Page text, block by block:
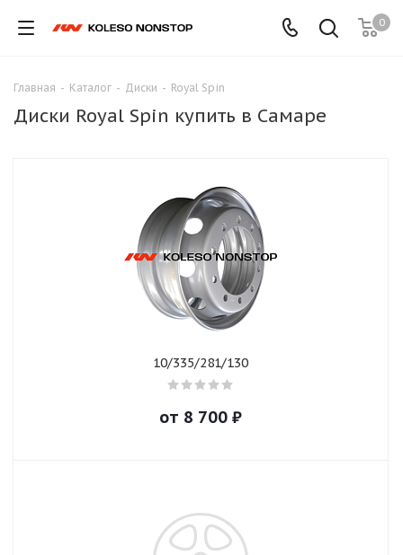
0
Главная - Каталог - Диски - Royal Spin
Диски Royal Spin купить в Самаре
10/335/281/130
от 8 700 ₽